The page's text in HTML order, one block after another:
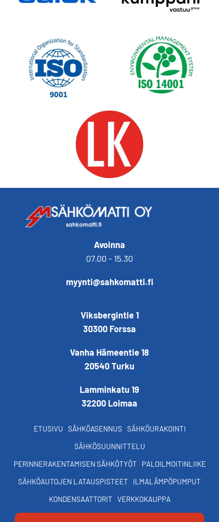
Avoinna
07.00 - 15.30
myynti@sahkomatti.fi
Viksbergintie 1
30300 Forssa
Vanha Hämeentie 18
20540 Turku
Lamminkatu 19
32200 Loimaa
ETUSIVU SÄHKÖASENNUS
SÄHKÖURAKOINTI
SÄHKÖSUUNNITTELU
PERINNERAKENTAMISEN SÄHKÖTYÖT
PALOILMOITINLIIKE
SÄHKÖAUTOJEN LATAUSPISTEET
ILMALÄMPÖPUMPUT
KONDENSAATTORIT
VERKKOKAUPPA